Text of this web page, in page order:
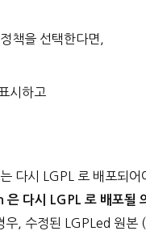
책을 선택한다면,
시하고
다시 LGPL 로 배포되어
다시 LGPL 로 배포될
, 수정된 LGPLed 원